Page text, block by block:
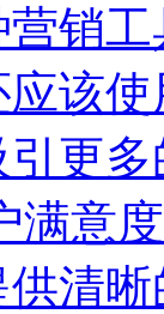
销
该
更
满意
清